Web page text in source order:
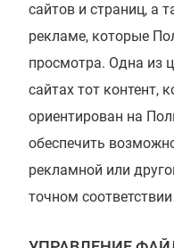
сайтов и страниц, а
рекламе, которые
просмотра. Одна из
сайтах тот контент,
ориентирован на
обеспечить
рекламной или
точном